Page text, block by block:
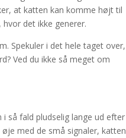
at katten kan komme højt til
det ikke generer.
Spekuler i det hele taget over,
Ved du ikke så meget om
så fald pludselig lange ud efter
med de små signaler, katten